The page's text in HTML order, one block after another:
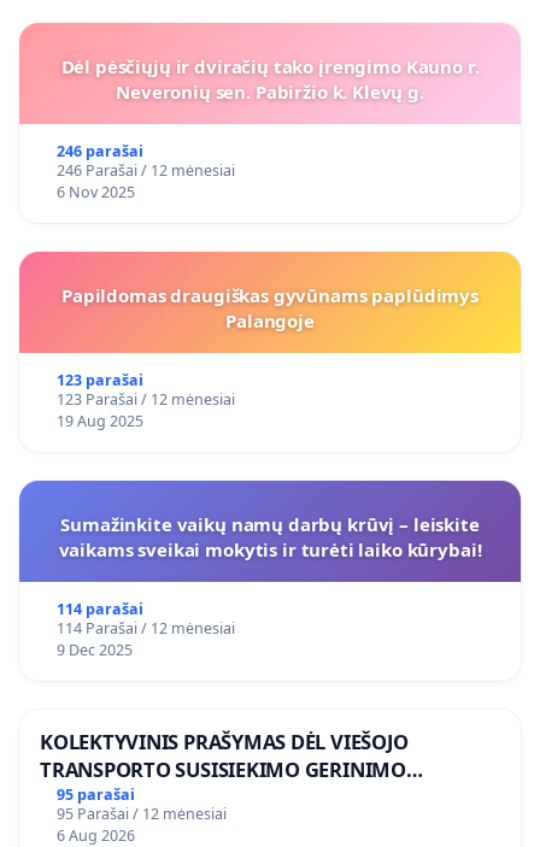
Dėl pėsčiųjų ir dviračių tako įrengimo Kauno r.
Neveronių sen. Pabiržio k. Klevų g.
246 parašai
246 Parašai / 12 mėnesiai
6 Nov 2025
Papildomas draugiškas gyvūnams paplūdimys
Palangoje
123 parašai
123 Parašai / 12 mėnesiai
19 Aug 2025
Sumažinkite vaikų namų darbų krūvį – leiskite
vaikams sveikai mokytis ir turėti laiko kūrybai!
114 parašai
114 Parašai / 12 mėnesiai
9 Dec 2025
KOLEKTYVINIS PRAŠYMAS DĖL VIEŠOJO
TRANSPORTO SUSISIEKIMO GERINIMO
VOSYLIUKŲ KAIME
95 parašai
95 Parašai / 12 mėnesiai
6 Aug 2026